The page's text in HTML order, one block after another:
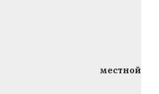
местной